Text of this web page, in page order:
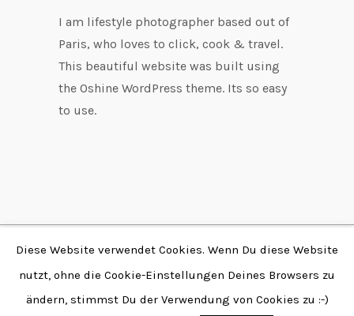
I am lifestyle photographer based out of
Paris, who loves to click, cook & travel.
This beautiful website was built using
the Oshine WordPress theme. Its so easy
to use.
Copyright © 2026 by
Fabian Stendtke | Alle
Rechte vorbehalten |
Diese Website verwendet Cookies. Wenn Du diese Website
nutzt, ohne die Cookie-Einstellungen Deines Browsers zu
ändern, stimmst Du der Verwendung von Cookies zu :-)